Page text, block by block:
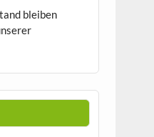
bleiben